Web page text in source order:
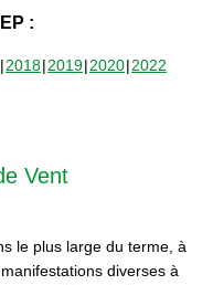
:
2018 2019 2020 2022
Vent
le plus large du terme, à
diverses à